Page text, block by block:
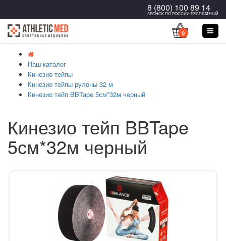
8 (800) 100 89 14
ЗВОНОК ПО РОССИИ БЕСПЛАТНЫЙ
0
Наш каталог
Кинезио тейпы
Кинезио тейпы рулоны 32 м
Кинезио тейп BBTape 5см*32м черный
Кинезио тейп BBTape
5см*32м черный